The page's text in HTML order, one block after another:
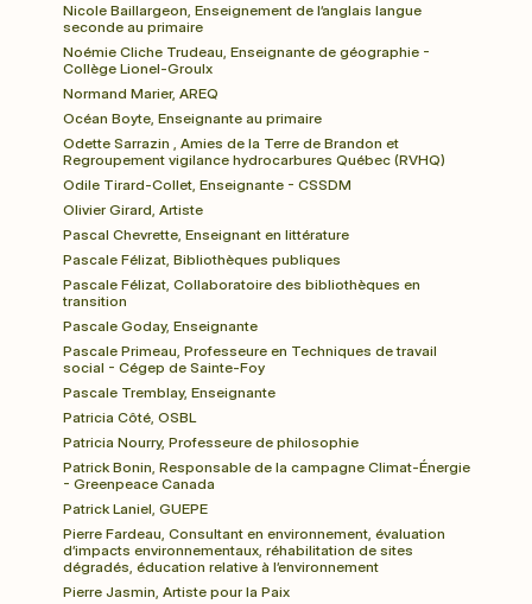
Nicole Baillargeon, Enseignement de l’anglais langue
seconde au primaire
Noémie Cliche Trudeau, Enseignante de géographie -
Collège Lionel-Groulx
Normand Marier, AREQ
Océan Boyte, Enseignante au primaire
Odette Sarrazin , Amies de la Terre de Brandon et
Regroupement vigilance hydrocarbures Québec (RVHQ)
Odile Tirard-Collet, Enseignante - CSSDM
Olivier Girard, Artiste
Pascal Chevrette, Enseignant en littérature
Pascale Félizat, Bibliothèques publiques
Pascale Félizat, Collaboratoire des bibliothèques en
transition
Pascale Goday, Enseignante
Pascale Primeau, Professeure en Techniques de travail
social - Cégep de Sainte-Foy
Pascale Tremblay, Enseignante
Patricia Côté, OSBL
Patricia Nourry, Professeure de philosophie
Patrick Bonin, Responsable de la campagne Climat-Énergie
- Greenpeace Canada
Patrick Laniel, GUEPE
Pierre Fardeau, Consultant en environnement, évaluation
d’impacts environnementaux, réhabilitation de sites
dégradés, éducation relative à l’environnement
Pierre Jasmin, Artiste pour la Paix